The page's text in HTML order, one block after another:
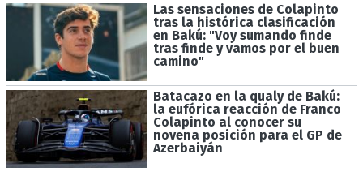
Las sensaciones de Colapinto
tras la histórica clasificación
en Bakú: "Voy sumando finde
tras finde y vamos por el buen
camino"
Batacazo en la qualy de Bakú:
la eufórica reacción de Franco
Colapinto al conocer su
novena posición para el GP de
Azerbaiyán